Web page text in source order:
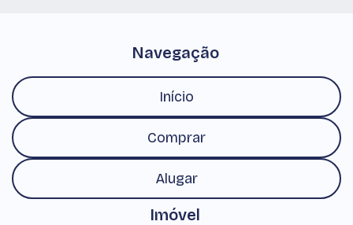
Navegação
Início
Comprar
Alugar
Imóvel